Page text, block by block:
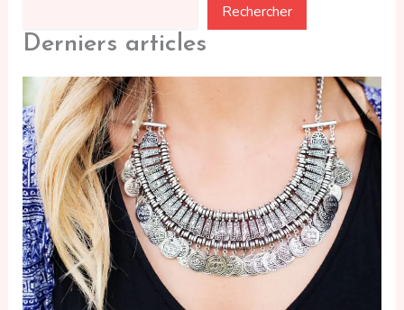
Rechercher
Derniers articles